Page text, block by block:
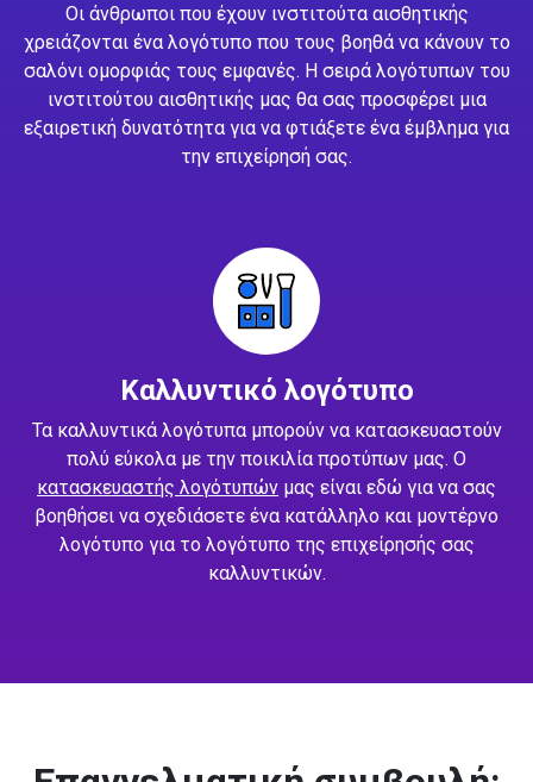
Οι άνθρωποι που έχουν ινστιτούτα αισθητικής
χρειάζονται ένα λογότυπο που τους βοηθά να κάνουν το
σαλόνι ομορφιάς τους εμφανές. Η σειρά λογότυπων του
ινστιτούτου αισθητικής μας θα σας προσφέρει μια
εξαιρετική δυνατότητα για να φτιάξετε ένα έμβλημα για
την επιχείρησή σας.
Καλλυντικό λογότυπο
Τα καλλυντικά λογότυπα μπορούν να κατασκευαστούν
πολύ εύκολα με την ποικιλία προτύπων μας. Ο
κατασκευαστής λογότυπών μας είναι εδώ για να σας
βοηθήσει να σχεδιάσετε ένα κατάλληλο και μοντέρνο
λογότυπο για το λογότυπο της επιχείρησής σας
καλλυντικών.